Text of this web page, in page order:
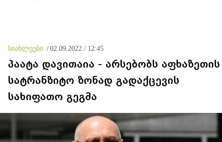
სიახლეები / 02.09.2022 / 12:45
პაატა დავითაია - არსებობს აფხაზეთის
სატრანზიტო ზონად გადაქცევის
სახიფათო გეგმა